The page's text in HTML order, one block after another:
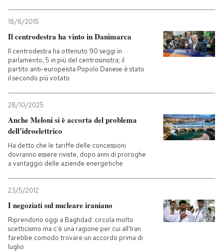
18/6/2015
Il centrodestra ha vinto in Danimarca
Il centrodestra ha ottenuto 90 seggi in
parlamento, 5 in più del centrosinistra; il
partito anti-europeista Popolo Danese è stato
il secondo più votato
28/10/2025
Anche Meloni si è accorta del problema
dell’idroelettrico
Ha detto che le tariffe delle concessioni
dovranno essere riviste, dopo anni di proroghe
a vantaggio delle aziende energetiche
23/5/2012
I negoziati sul nucleare iraniano
Riprendono oggi a Baghdad: circola molto
scetticismo ma c'è una ragione per cui all'Iran
farebbe comodo trovare un accordo prima di
luglio